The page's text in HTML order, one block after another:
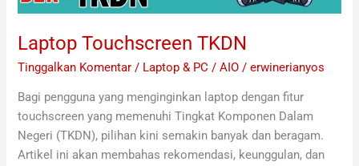
Laptop Touchscreen TKDN
Tinggalkan Komentar / Laptop & PC / AIO /erwinerianyos
Bagi pengguna yang menginginkan laptop dengan fitur
touchscreen yang memenuhi Tingkat Komponen Dalam
Negeri (TKDN), pilihan kini semakin banyak dan beragam.
Artikel ini akan membahas rekomendasi, keunggulan, dan